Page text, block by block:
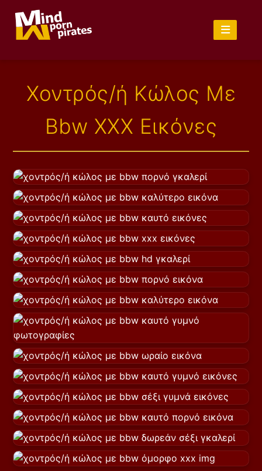
Χοντρός/ή Κώλος Με
Bbw XXX Εικόνες